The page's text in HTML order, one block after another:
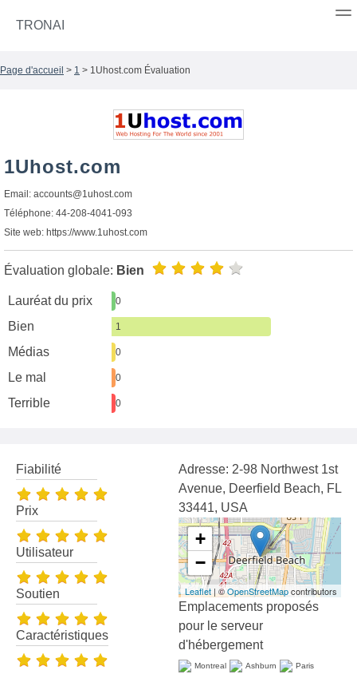
TRONAI
Page d'accueil > 1 > 1Uhost.com Évaluation
1Uhost.com
Email: accounts@1uhost.com
Téléphone: 44-208-4041-093
Site web: https://www.1uhost.com
Évaluation globale: Bien
Lauréat du prix 0
Bien 1
Médias 0
Le mal 0
Terrible 0
Fiabilité
Prix
Utilisateur
Soutien
Caractéristiques
Adresse: 2-98 Northwest 1st
Avenue, Deerfield Beach, FL
33441, USA
+
−
Leaflet | ©OpenStreetMapcontributors
Emplacements proposés
pour le serveur
d'hébergement
Montreal Ashburn Paris